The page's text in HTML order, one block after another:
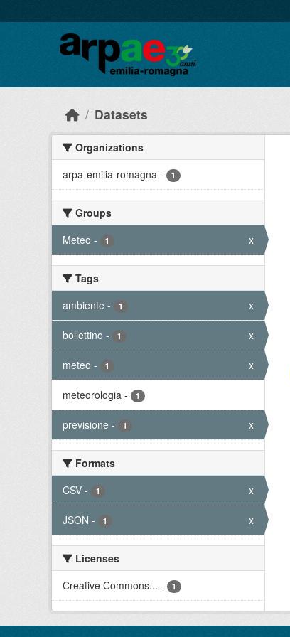
Datasets
Organizations
arpa-emilia-romagna - 1
Groups
Meteo - 1 x
Tags
ambiente - 1 x
bollettino - 1 x
meteo - 1 x
meteorologia - 1
previsione - 1 x
Formats
CSV - 1 x
JSON - 1 x
Licenses
Creative Commons... - 1